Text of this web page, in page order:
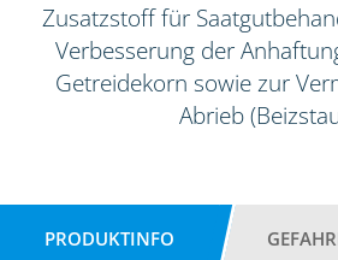
Zusatzstoff für
Verbesserung der
Getreidekorn sowie zur
Abrieb
PRODUKTINFO